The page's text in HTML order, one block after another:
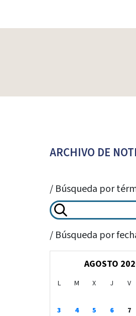
de
ARCHIVO DE
/ Búsqueda por
/ Búsqueda por
AGOSTO
L M X J V
3
4 5 6 7